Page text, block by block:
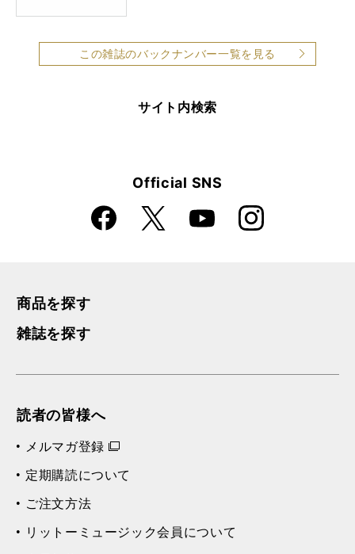
この雑誌のバックナンバー一覧を見る
サイト内検索
Official SNS
Faceboo
k
X YouTube Instagra
m
商品を探す
雑誌を探す
読者の皆様へ
メルマガ登録
定期購読について
ご注文方法
リットーミュージック会員について